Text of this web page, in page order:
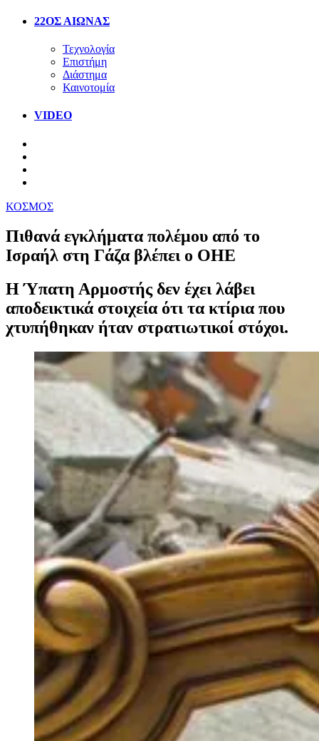
22ΟΣ ΑΙΩΝΑΣ
Τεχνολογία
Επιστήμη
Διάστημα
Καινοτομία
VIDEO
ΚΟΣΜΟΣ
Πιθανά εγκλήματα πολέμου από το
Ισραήλ στη Γάζα βλέπει ο ΟΗΕ
Η Ύπατη Αρμοστής δεν έχει λάβει
αποδεικτικά στοιχεία ότι τα κτίρια που
χτυπήθηκαν ήταν στρατιωτικοί στόχοι.